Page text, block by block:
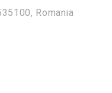
Romania